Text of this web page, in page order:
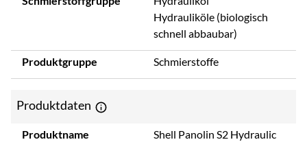
Hydrauliköle (biologisch
schnell abbaubar)
Produktgruppe Schmierstoffe
Produktdaten
Produktname
Shell Panolin S2 Hydraulic